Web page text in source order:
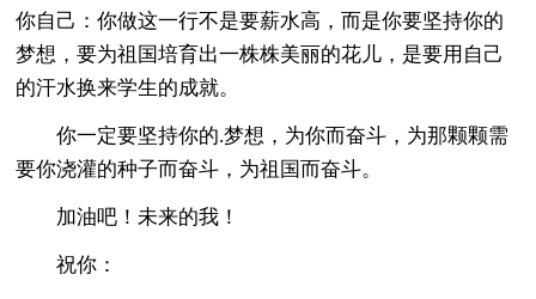
你自己：你做这一行不是要薪水高，而是你要坚持你的
梦想，要为祖国培育出一株株美丽的花儿，是要用自己
的汗水换来学生的成就。
你一定要坚持你的.梦想，为你而奋斗，为那颗颗需
要你浇灌的种子而奋斗，为祖国而奋斗。
加油吧！未来的我！
祝你：